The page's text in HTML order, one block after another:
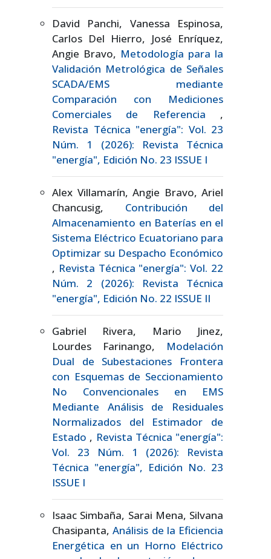
David Panchi, Vanessa Espinosa,
Carlos Del Hierro, José Enríquez,
Angie Bravo, Metodología para la
Validación Metrológica de Señales
SCADA/EMS mediante
Comparación con Mediciones
Comerciales de Referencia ,
Revista Técnica "energía": Vol. 23
Núm. 1 (2026): Revista Técnica
"energía", Edición No. 23 ISSUE I
Alex Villamarín, Angie Bravo, Ariel
Chancusig, Contribución del
Almacenamiento en Baterías en el
Sistema Eléctrico Ecuatoriano para
Optimizar su Despacho Económico
, Revista Técnica "energía": Vol. 22
Núm. 2 (2026): Revista Técnica
"energía", Edición No. 22 ISSUE II
Gabriel Rivera, Mario Jinez,
Lourdes Farinango, Modelación
Dual de Subestaciones Frontera
con Esquemas de Seccionamiento
No Convencionales en EMS
Mediante Análisis de Residuales
Normalizados del Estimador de
Estado , Revista Técnica "energía":
Vol. 23 Núm. 1 (2026): Revista
Técnica "energía", Edición No. 23
ISSUE I
Isaac Simbaña, Sarai Mena, Silvana
Chasipanta,Análisis de la Eficiencia
Energética en un Horno Eléctrico